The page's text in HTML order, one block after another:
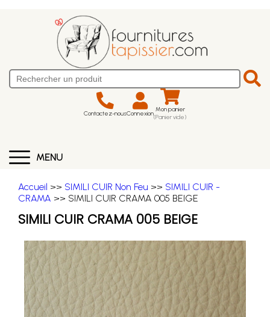
Contactez-nousConnexion Mon panier
(Panier vide)
MENU
Accueil >> SIMILI CUIR Non Feu >> SIMILI CUIR -
CRAMA >> SIMILI CUIR CRAMA 005 BEIGE
SIMILI CUIR CRAMA 005 BEIGE